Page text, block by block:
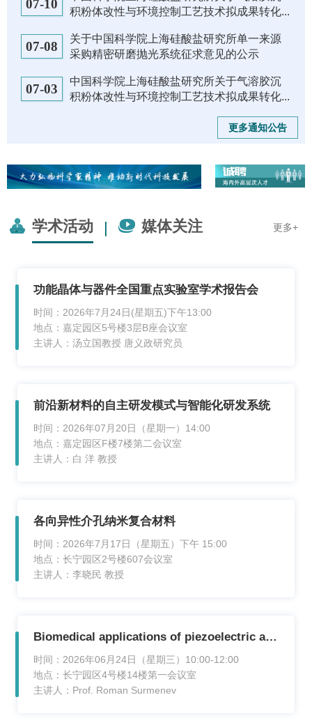
07-10
积粉体改性与环境控制工艺技术拟成果转化...
07-08
关于中国科学院上海硅酸盐研究所单一来源
采购精密研磨抛光系统征求意见的公示
07-03
中国科学院上海硅酸盐研究所关于气溶胶沉
积粉体改性与环境控制工艺技术拟成果转化...
更多通知公告
学术活动 | 更多+
媒体关注
功能晶体与器件全国重点实验室学术报告会
时间：2026年7月24日(星期五)下午13:00
地点：嘉定园区5号楼3层B座会议室
主讲人：汤立国教授 唐义政研究员
前沿新材料的自主研发模式与智能化研发系统
时间：2026年07月20日（星期一）14:00
地点：嘉定园区F楼7楼第二会议室
主讲人：白 洋 教授
各向异性介孔纳米复合材料
时间：2026年7月17日（星期五）下午 15:00
地点：长宁园区2号楼607会议室
主讲人：李晓民 教授
Biomedical applications of piezoelectric and magnetoelectric scaffolds
时间：2026年06月24日（星期三）10:00-12:00
地点：长宁园区4号楼14楼第一会议室
主讲人：Prof. Roman Surmenev